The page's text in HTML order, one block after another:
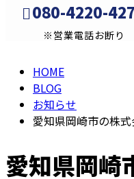
080-4220-
※営業電話お断り
メールフォーム
HOME
BLOG
お知らせ
愛知県岡崎市の株
愛知県岡崎